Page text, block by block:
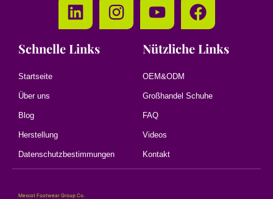
Schnelle Links
Startseite
Über uns
Blog
Herstellung
Datenschutzbestimmungen
Nützliche Links
OEM&ODM
Großhandel Schuhe
FAQ
Videos
Kontakt
Mescot Footwear Group Co.